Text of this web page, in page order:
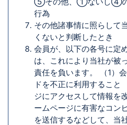
行為
その他諸事情に照らして
くないと判断したとき
会員が、以下の各号に定
は、これにより当社が被
責任を負います。 （1）
ドを不正に利用すること
ジにアクセスして情報を
ームページに有害なコン
を送信するなどして、当